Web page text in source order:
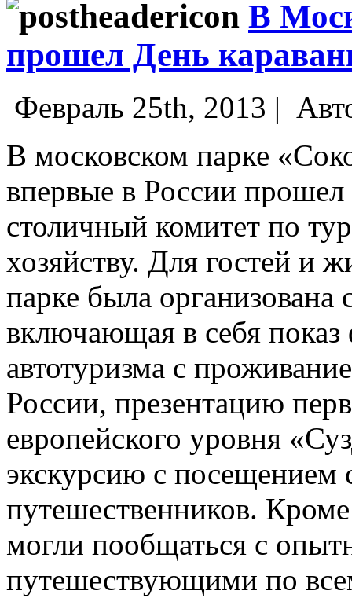
В
прошел День
Февраль 25th, 2013 |
В московском парке
впервые в России
столичный комитет по
хозяйству. Для гостей и
парке была
включающая в себя
автотуризма с
России, презентацию
европейского уровня
экскурсию с посещением
путешественников.
могли пообщаться с
путешествующими по